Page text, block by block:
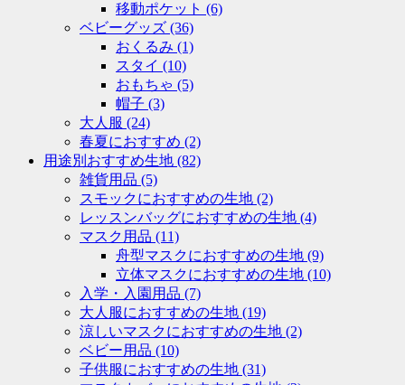
移動ポケット (6)
ベビーグッズ (36)
おくるみ (1)
スタイ (10)
おもちゃ (5)
帽子 (3)
大人服 (24)
春夏におすすめ (2)
用途別おすすめ生地 (82)
雑貨用品 (5)
スモックにおすすめの生地 (2)
レッスンバッグにおすすめの生地 (4)
マスク用品 (11)
舟型マスクにおすすめの生地 (9)
立体マスクにおすすめの生地 (10)
入学・入園用品 (7)
大人服におすすめの生地 (19)
涼しいマスクにおすすめの生地 (2)
ベビー用品 (10)
子供服におすすめの生地 (31)